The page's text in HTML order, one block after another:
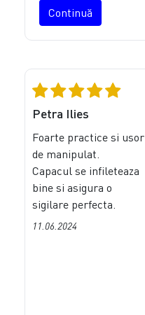
Continuă
Petra Ilies
Foarte practice si usor
de manipulat.
Capacul se infileteaza
bine si asigura o
sigilare perfecta.
11.06.2024